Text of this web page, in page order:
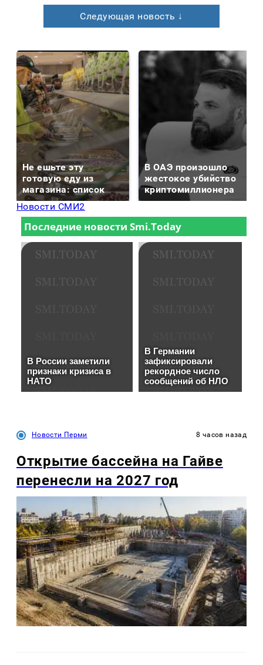
Следующая новость ↓
Не ешьте эту
готовую еду из
магазина: список
В ОАЭ произошло
жестокое убийство
криптомиллионера
Новости СМИ2
Новости Перми 8 часов назад
Открытие бассейна на Гайве
перенесли на 2027 год